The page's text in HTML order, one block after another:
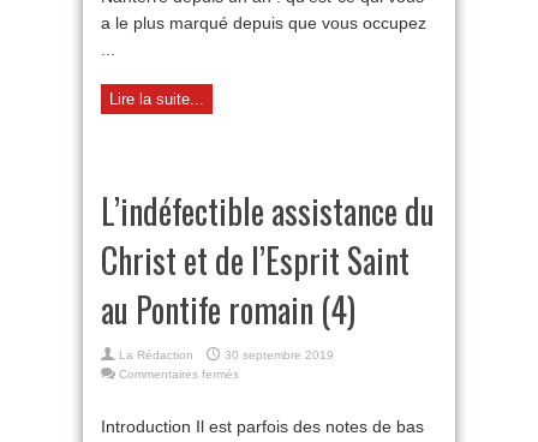
a le plus marqué depuis que vous occupez
...
Lire la suite...
L’indéfectible assistance du
Christ et de l’Esprit Saint
au Pontife romain (4)
La Rédaction
30 septembre 2019
Commentaires ferméssur
du
Introduction Il est parfois des notes de bas